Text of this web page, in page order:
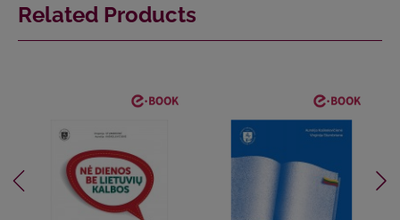
Related Products